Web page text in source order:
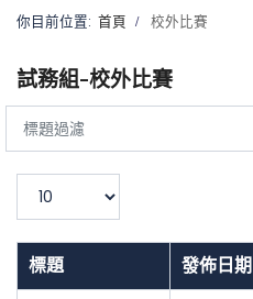
你目前位置: 首頁 校外比賽
試務組-校外比賽
過
濾
數
目
標題 發佈日期